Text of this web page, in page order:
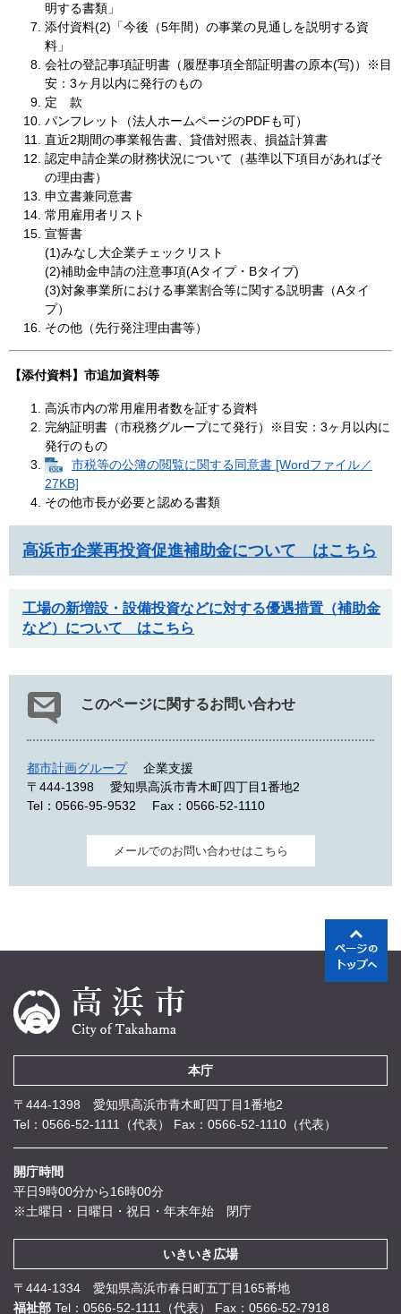
明する書類」
添付資料(2)「今後（5年間）の事業の見通しを説明する資
料」
会社の登記事項証明書（履歴事項全部証明書の原本(写)）※目
安：3ヶ月以内に発行のもの
定 款
パンフレット（法人ホームページのPDFも可）
直近2期間の事業報告書、貸借対照表、損益計算書
認定申請企業の財務状況について（基準以下項目があればそ
の理由書）
申立書兼同意書
常用雇用者リスト
宣誓書
(1)みなし大企業チェックリスト
(2)​補助金申請の注意事項(Aタイプ・Bタイプ)​
​(3)対象事業所における事業割合等に関する説明書（Aタイ
プ）
その他（先行発注理由書等）​​
【添付資料】市追加資料等
高浜市内の常用雇用者数を証する資料
完納証明書（市税務グループにて発行）※目安：3ヶ月以内に
発行のもの
市税等の公簿の閲覧に関する同意書 [Wordファイル／
27KB]
その他市長が必要と認める書類
高浜市企業再投資促進補助金について はこちら
工場の新増設・設備投資などに対する優遇措置（補助金
など）について はこちら
このページに関するお問い合わせ
都市計画グループ
企業支援
〒444-1398
愛知県高浜市青木町四丁目1番地2
Tel：0566-95-9532
Fax：0566-52-1110
メールでのお問い合わせはこちら
本庁
〒444-1398 愛知県高浜市青木町四丁目1番地2
Tel：0566-52-1111（代表）
Fax：0566-52-1110（代表）
開庁時間
平日9時00分から16時00分
※土曜日・日曜日・祝日・年末年始 閉庁
いきいき広場
〒444-1334 愛知県高浜市春日町五丁目165番地
福祉部 Tel：0566-52-1111（代表） Fax：0566-52-7918